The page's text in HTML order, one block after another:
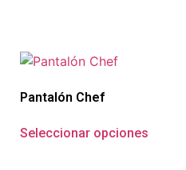
Pantalón Chef
Seleccionar opciones